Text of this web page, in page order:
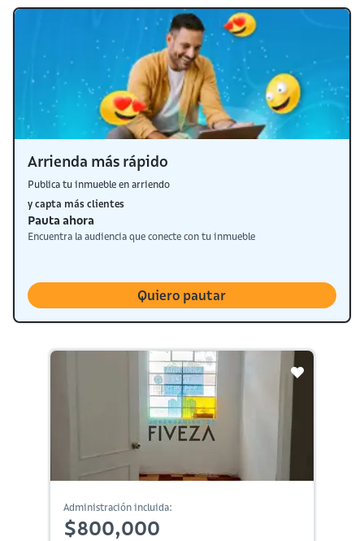
Arrienda más rápido
Publica tu inmueble en arriendo
y capta más clientes
Pauta ahora
Encuentra la audiencia que conecte con tu inmueble
Quiero pautar
Administración incluida:
$800,000